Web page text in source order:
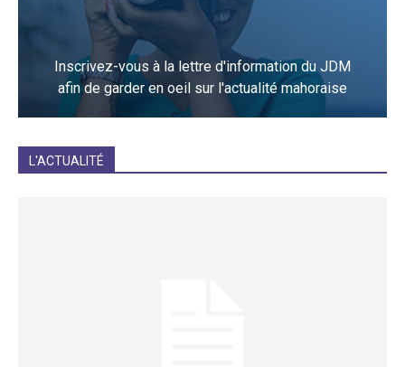
Inscrivez-vous à la lettre d'information du JDM
afin de garder en oeil sur l'actualité mahoraise
L'ACTUALITÉ